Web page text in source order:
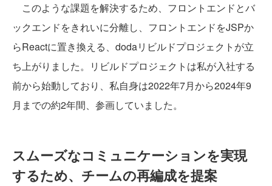
このような課題を解決するため、フロントエンドとバ
ックエンドをきれいに分離し、フロントエンドをJSPか
らReactに置き換える、dodaリビルドプロジェクトが立
ち上がりました。リビルドプロジェクトは私が入社する
前から始動しており、私自身は2022年7月から2024年9
月までの約2年間、参画していました。
スムーズなコミュニケーションを実現
するため、チームの再編成を提案